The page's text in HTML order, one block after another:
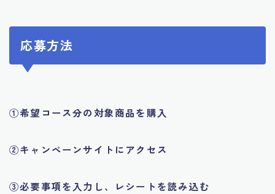
応募方法
①希望コース分の対象商品を購入
②キャンペーンサイトにアクセス
③必要事項を入力し、レシートを読み込む